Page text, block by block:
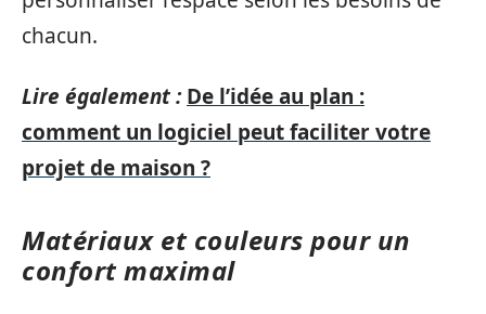
chacun.
Lire également : De l’idée au plan :
comment un logiciel peut faciliter votre
projet de maison ?
Matériaux et couleurs pour un
confort maximal